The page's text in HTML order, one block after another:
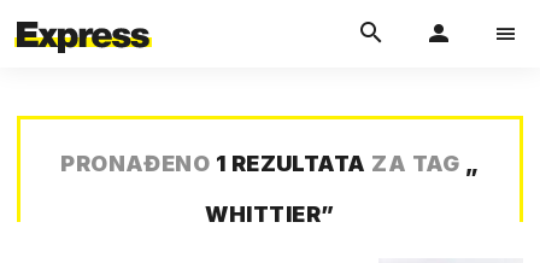
PRONAĐENO 1 REZULTATA ZA TAG „
WHITTIER”